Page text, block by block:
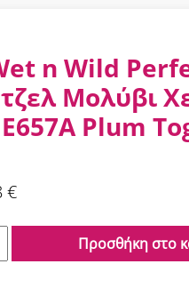
n Wild
τζελ Μολύβι
E657A Plum
€
Προσθήκη στο